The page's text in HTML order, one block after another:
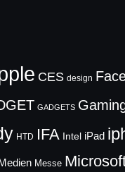
CES design
GADGETS
HTD IFA Intel iPad
Messe